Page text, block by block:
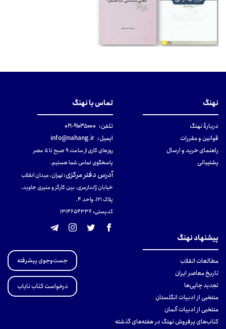
نهنگ
دربارهٔ نهنگ
قوانین و مقررات
راهنمای خرید و ارسال
پشتیبانی
تماس با نهنگ
تلفن: ۹۱۰۳۵۰۰۰-۰۲۱
ایمیل: info@nahang.ir
روزهای کاری از ساعت ۹ صبح تا ۵ عصر
پاسخگوی تماس شما هستیم.
آدرس دفتر مرکزی:تهران، میدان انقلاب
خیابان ژاندارمری، بین کارگر و منیری جاوید،
پلاک 121، واحد ۴.
کدپستی: 131465433۶
پیشنهاد نهنگ
مطالعات انقلاب
تاریخ معاصر ایران
تجدید چاپی‌ها
منتخبی از ادبیات انگلستان
منتخبی از ادبیات آلمان
کتاب‌های پرفروش نهنگ در هفته‌های گذشته
جست‌وجوی پیشرفته
درخواست کتاب نایاب